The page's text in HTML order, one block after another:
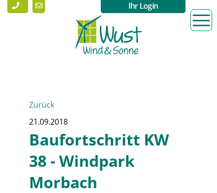
Ihr Login
Zurück
21.09.2018
Baufortschritt KW
38 - Windpark
Morbach